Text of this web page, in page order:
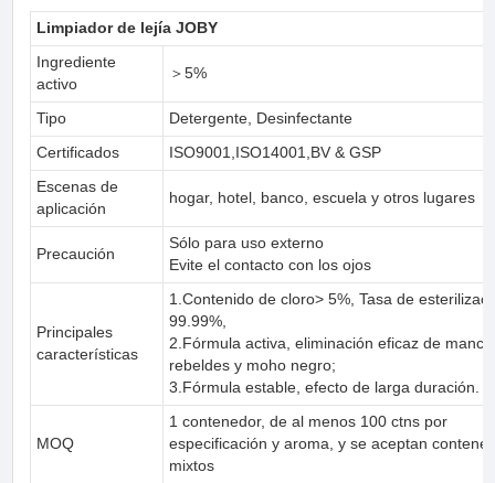
Limpiador de lejía JOBY
Ingrediente
activo
＞5%
Tipo Detergente, Desinfectante
Certificados ISO9001,ISO14001,BV & GSP
Escenas de
aplicación
hogar, hotel, banco, escuela y otros lugares
Precaución
Sólo para uso externo
Evite el contacto con los ojos
Principales
características
1.Contenido de cloro> 5%, Tasa de
99.99%,
2.Fórmula activa, eliminación eficaz de
rebeldes y moho negro;
3.Fórmula estable, efecto de larga duración.
MOQ
1 contenedor, de al menos 100 ctns por
especificación y aroma, y se aceptan
mixtos